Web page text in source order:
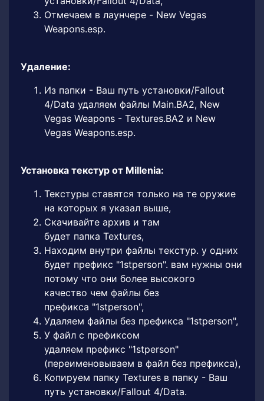
Отмечаем в лаунчере - New Vegas
Weapons.esp.
Удаление:
Из папки - Ваш путь установки/Fallout
4/Data удаляем файлы Main.BA2, New
Vegas Weapons - Textures.BA2 и New
Vegas Weapons.esp.
Установка текстур от Millenia:
Текстуры ставятся только на те оружие
на которых я указал выше,
Скачивайте архив и там
будет папка Textures,
Находим внутри файлы текстур. у одних
будет префикс "1stperson". вам нужны они
потому что они более высокого
качество чем файлы без
префикса "1stperson",
Удаляем файлы без префикса "1stperson",
У файл с префиксом
удаляем префикс "1stperson"
(переименовываем в файл без префикса),
Копируем папку Textures в папку - Ваш
путь установки/Fallout 4/Data.